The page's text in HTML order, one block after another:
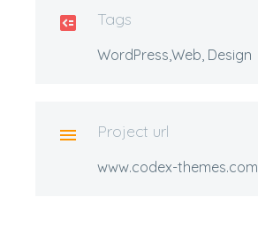
 Tags
WordPress,Web, Design
 Project url
www.codex-themes.com